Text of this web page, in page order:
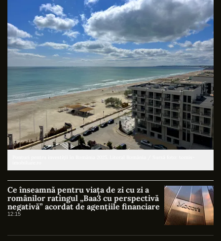
Ce înseamnă pentru viața de zi cu zi a
românilor ratingul „Baa3 cu perspectivă
negativă” acordat de agențiile financiare
12:15